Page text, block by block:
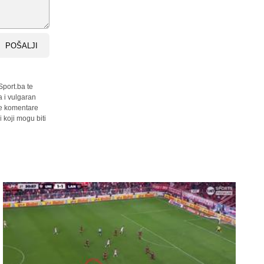
POŠALJI
te
i vulgaran
komentare
koji mogu biti